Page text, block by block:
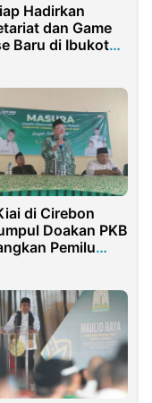
Hadirkan
dan Game
Baru di Ibukota
di Cirebon
Doakan PKB
Pemilu